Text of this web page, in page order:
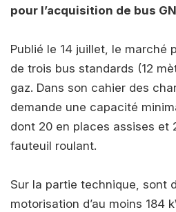
pour l’acquisition de bus
Publié le 14 juillet, le marché
de trois bus standards (12
gaz. Dans son cahier des
demande une capacité
dont 20 en places assises et
fauteuil roulant.
Sur la partie technique, sont
motorisation d’au moins 184